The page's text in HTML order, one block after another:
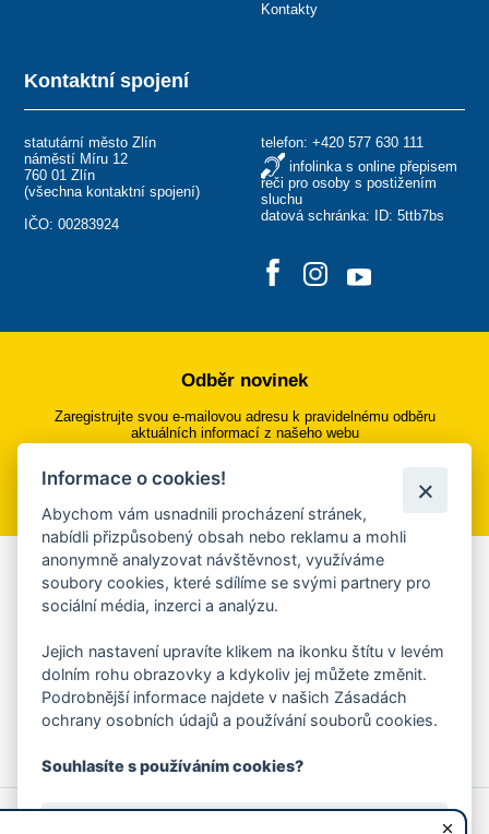
Kontaktní spojení
statutární město Zlín
náměstí Míru 12
760 01 Zlín
(všechna kontaktní spojení)
IČO: 00283924
telefon: +420 577 630 111
infolinka s online přepisem
řeči pro osoby s postižením
sluchu
datová schránka: ID: 5ttb7bs
Kontakty
Odběr novinek
Zaregistrujte svou e-mailovou adresu k pravidelnému odběru
aktuálních informací z našeho webu
Přihlásit se k odběru
Aplikace Mobilní rozhlas
Chcete dostávat do svého mobilu či mailu upozornění na
ankety, pozvánky na kulturní a sportovní akce?
Více informací o aplikaci
© 2026 Magistrát města Zlína
Prohlášení o používání cookies
Informace o cookies!
Abychom vám usnadnili procházení stránek,
nabídli přizpůsobený obsah nebo reklamu a mohli
anonymně analyzovat návštěvnost, využíváme
soubory cookies, které sdílíme se svými partnery pro
sociální média, inzerci a analýzu.
Jejich nastavení upravíte klikem na ikonku štítu v levém
dolním rohu obrazovky a kdykoliv jej můžete změnit.
Podrobnější informace najdete v našich Zásadách
ochrany osobních údajů a používání souborů cookies.
Souhlasíte s používáním cookies?